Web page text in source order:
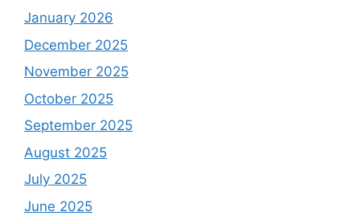
January 2026
December 2025
November 2025
October 2025
September 2025
August 2025
July 2025
June 2025